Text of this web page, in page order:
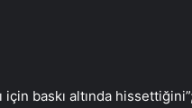
baskı altında hissettiğini”;